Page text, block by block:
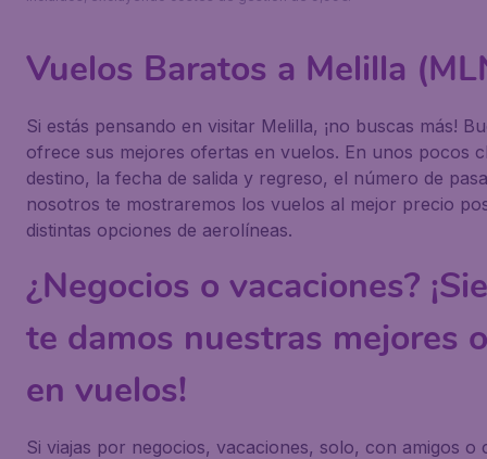
Vuelos Baratos a Melilla
Si estás pensando en visitar Melilla, ¡no buscas más!
ofrece sus mejores ofertas en vuelos. En unos pocos
destino, la fecha de salida y regreso, el número de
nosotros te mostraremos los vuelos al mejor precio
distintas opciones de aerolíneas.
¿Negocios o vacaciones?
te damos nuestras mejores
en vuelos!
Si viajas por negocios, vacaciones, solo, con amigos o